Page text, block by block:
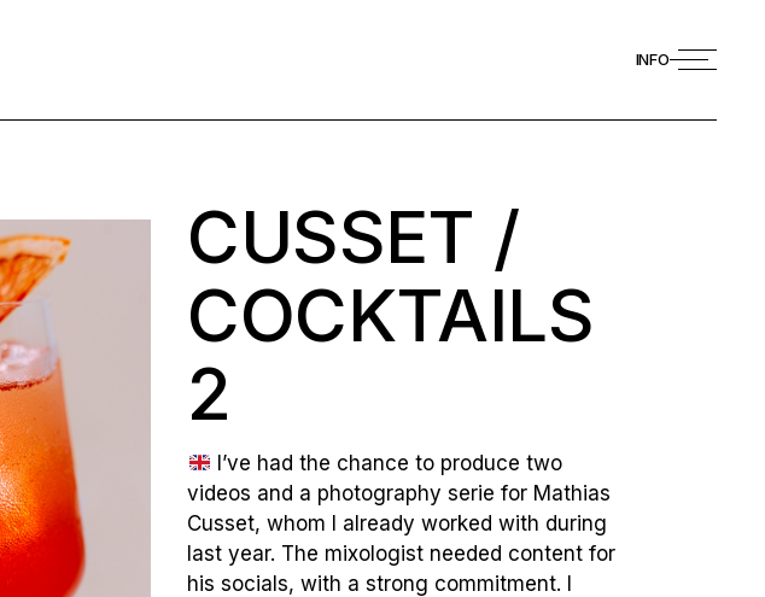
INFO
CUSSET /
COCKTAILS
2
I’ve had the chance to produce two
videos and a photography serie for Mathias
Cusset, whom I already worked with during
last year. The mixologist needed content for
his socials, with a strong commitment. I